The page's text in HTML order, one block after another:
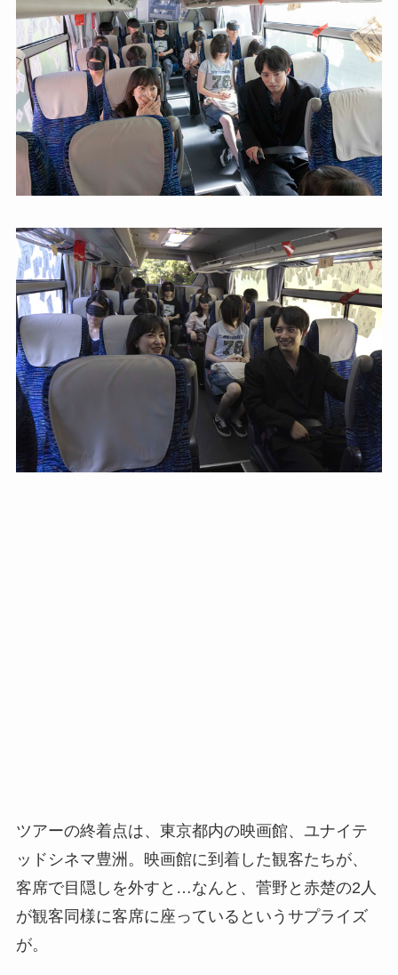
ツアーの終着点は、東京都内の映画館、ユナイテ
ッドシネマ豊洲。映画館に到着した観客たちが、
客席で目隠しを外すと…なんと、菅野と赤楚の2人
が観客同様に客席に座っているというサプライズ
が。